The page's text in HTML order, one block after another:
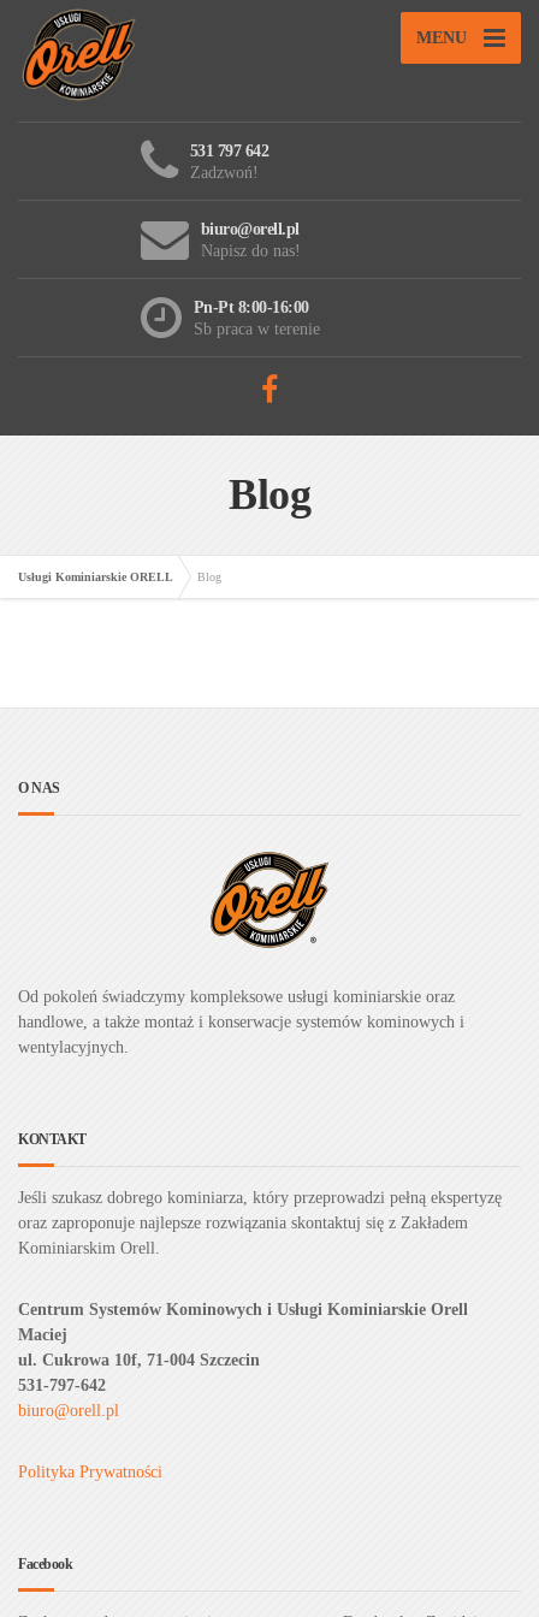
MENU
531 797 642
Zadzwoń!
biuro@orell.pl
Napisz do nas!
Pn-Pt 8:00-16:00
Sb praca w terenie
Blog
Usługi Kominiarskie ORELL Blog
O NAS
Od pokoleń świadczymy kompleksowe usługi kominiarskie oraz
handlowe, a także montaż i konserwacje systemów kominowych i
wentylacyjnych.
KONTAKT
Jeśli szukasz dobrego kominiarza, który przeprowadzi pełną ekspertyzę
oraz zaproponuje najlepsze rozwiązania skontaktuj się z Zakładem
Kominiarskim Orell.
Centrum Systemów Kominowych i Usługi Kominiarskie Orell
Maciej
ul. Cukrowa 10f, 71-004 Szczecin
531-797-642
biuro@orell.pl
Polityka Prywatności
Facebook